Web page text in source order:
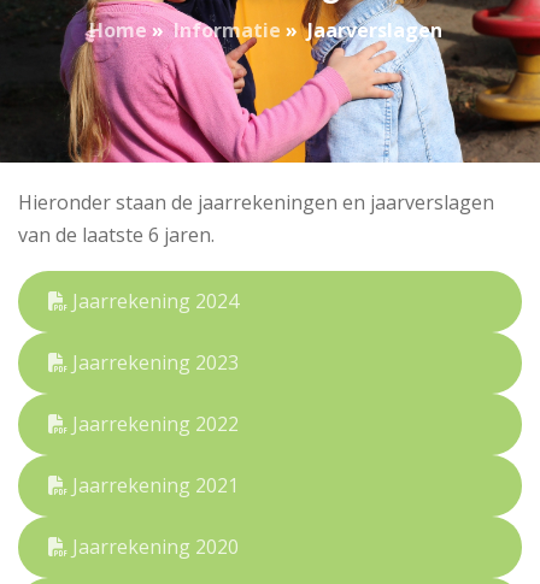
Home» Informatie » Jaarverslagen
Hieronder staan de jaarrekeningen en jaarverslagen
van de laatste 6 jaren.
Jaarrekening 2024
Jaarrekening 2023
Jaarrekening 2022
Jaarrekening 2021
Jaarrekening 2020